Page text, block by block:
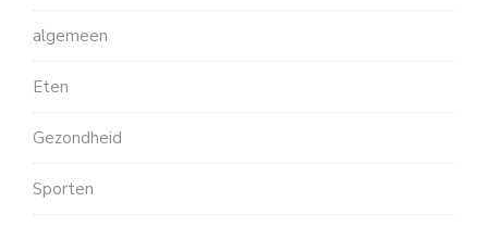
algemeen
Eten
Gezondheid
Sporten